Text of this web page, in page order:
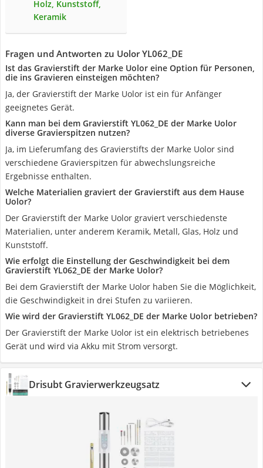
Holz, Kunststoff,
Keramik
Fragen und Antworten zu Uolor YL062_DE
Ist das Gravierstift der Marke Uolor eine Option für Personen,
die ins Gravieren einsteigen möchten?
Ja, der Gravierstift der Marke Uolor ist ein für Anfänger
geeignetes Gerät.
Kann man bei dem Gravierstift YL062_DE der Marke Uolor
diverse Gravierspitzen nutzen?
Ja, im Lieferumfang des Gravierstifts der Marke Uolor sind
verschiedene Gravierspitzen für abwechslungsreiche
Ergebnisse enthalten.
Welche Materialien graviert der Gravierstift aus dem Hause
Uolor?
Der Gravierstift der Marke Uolor graviert verschiedenste
Materialien, unter anderem Keramik, Metall, Glas, Holz und
Kunststoff.
Wie erfolgt die Einstellung der Geschwindigkeit bei dem
Gravierstift YL062_DE der Marke Uolor?
Bei dem Gravierstift der Marke Uolor haben Sie die Möglichkeit,
die Geschwindigkeit in drei Stufen zu variieren.
Wie wird der Gravierstift YL062_DE der Marke Uolor betrieben?
Der Gravierstift der Marke Uolor ist ein elektrisch betriebenes
Gerät und wird via Akku mit Strom versorgt.
Drisubt Gravierwerkzeugsatz